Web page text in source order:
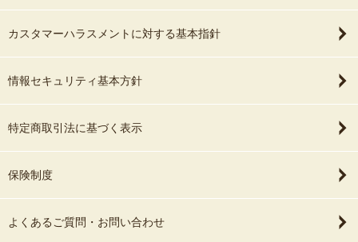
カスタマーハラスメントに対する基本指針
情報セキュリティ基本方針
特定商取引法に基づく表示
保険制度
よくあるご質問・お問い合わせ